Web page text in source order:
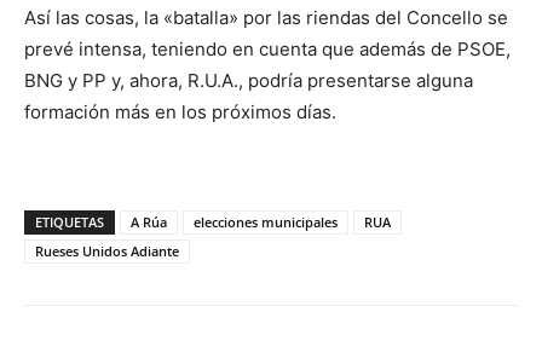
Así las cosas, la «batalla» por las riendas del Concello se
prevé intensa, teniendo en cuenta que además de PSOE,
BNG y PP y, ahora, R.U.A., podría presentarse alguna
formación más en los próximos días.
ETIQUETAS A Rúa elecciones municipales
RUA
Rueses Unidos Adiante